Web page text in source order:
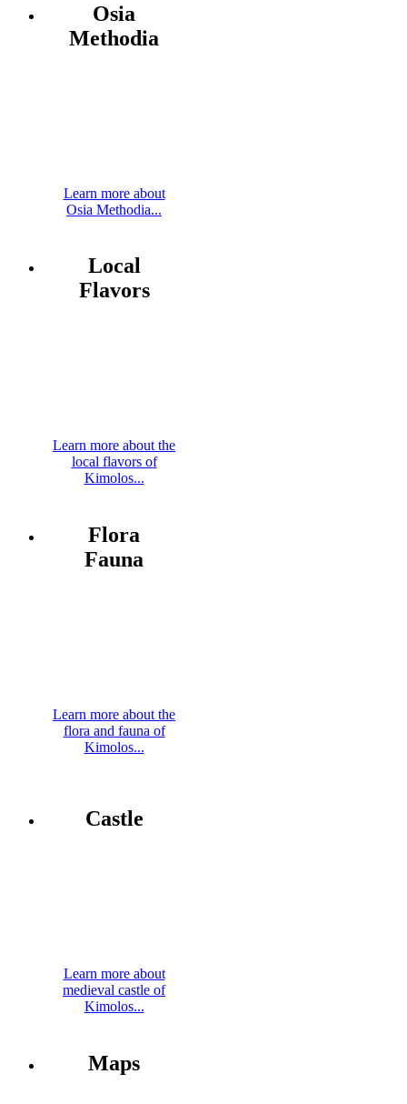
Osia
Methodia
Learn more about
Osia Methodia...
Local
Flavors
Learn more about the
local flavors of
Kimolos...
Flora
Fauna
Learn more about the
flora and fauna of
Kimolos...
Castle
Learn more about
medieval castle of
Kimolos...
Maps